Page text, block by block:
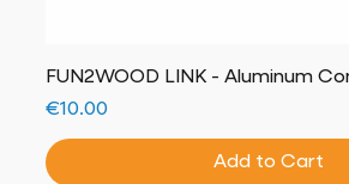
FUN2WOOD LINK - Aluminum
Price
€10.00
Add to Cart